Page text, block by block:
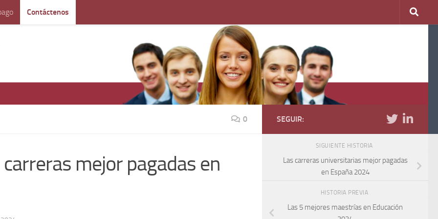
Contáctenos
0
mejor pagadas en
SEGUIR:
SIGUIENTE HISTORIA
Las carreras universitarias mejor pagadas
en España 2024
HISTORIA PREVIA
Las 5 mejores maestrías en Educación